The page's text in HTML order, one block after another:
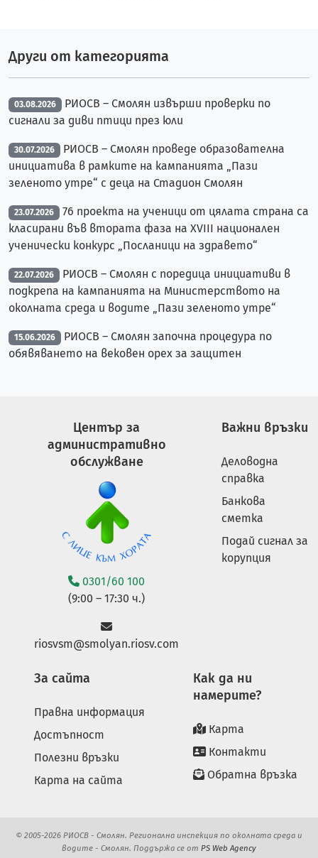
Други от категорията
03.08.2026
РИОСВ – Смолян извърши проверки по
сигнали за диви птици през юли
30.07.2026
РИОСВ – Смолян проведе образователна
инициатива в рамките на кампанията „Пази
зеленото утре“ с деца на Стадион Смолян
23.07.2026
76 проекта на ученици от цялата страна са
класирани във втората фаза на XVIII национален
ученически конкурс „Посланици на здравето“
22.07.2026
РИОСВ – Смолян с поредица инициативи в
подкрепа на кампанията на Министерството на
околната среда и водите „Пази зеленото утре“
15.06.2026
РИОСВ – Смолян започна процедура по
обявяването на вековен орех за защитен
Център за
административно
обслужване
0301/60 100
(9:00 – 17:30 ч.)
riosvsm@smolyan.riosv.com
Важни връзки
Деловодна
справка
Банкова
сметка
Подай сигнал за
корупция
За сайта
Правна информация
Достъпност
Полезни връзки
Карта на сайта
Как да ни
намерите?
Карта
Контакти
Обратна връзка
© 2005-2026 РИОСВ - Смолян. Регионална инспекция по околната среда и
водите - Смолян. Поддържа се от PS Web Agency